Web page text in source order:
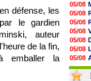
défense, les
le gardien
auteur
de la fin,
emballer la
05/08
05/08
05/08
05/08
05/08
05/08
05/08
05/08
05/08